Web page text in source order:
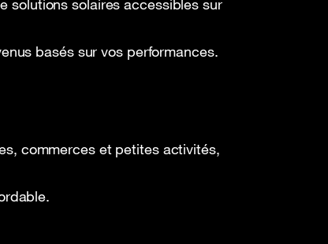
solutions solaires accessibles sur
basés sur vos performances.
commerces et petites activités,